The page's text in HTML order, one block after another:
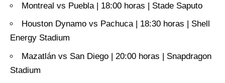
Montreal vs Puebla | 18:00 horas | Stade Saputo
Houston Dynamo vs Pachuca | 18:30 horas | Shell
Energy Stadium
Mazatlán vs San Diego | 20:00 horas | Snapdragon
Stadium